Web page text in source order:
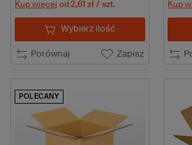
Kup więcej od 2,61 zł / szt.
Porównaj Zapisz
Wybierz ilość
Kup
POLECANY